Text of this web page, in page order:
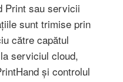
Print sau servicii
sunt trimise prin
către capătul
serviciul cloud,
și controlul